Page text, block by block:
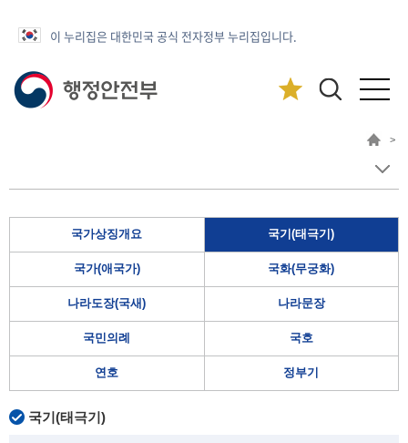
이 누리집은 대한민국 공식 전자정부 누리집입니다.
>
국가상징개요 국기(태극기)
국가(애국가) 국화(무궁화)
나라도장(국새) 나라문장
국민의례 국호
연호 정부기
국기(태극기)